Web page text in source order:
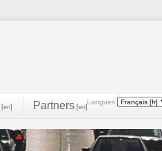
Langues:
[en] Partners [en]